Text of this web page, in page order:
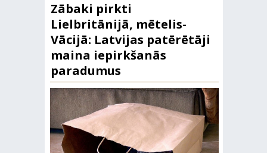
Zābaki pirkti
Lielbritānijā, mētelis-
Vācijā: Latvijas patērētāji
maina iepirkšanās
paradumus